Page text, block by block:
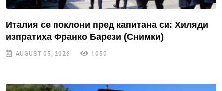
Италия се поклони пред капитана си: Хиляди
изпратиха Франко Барези (Снимки)
AUGUST 05, 2026 1050